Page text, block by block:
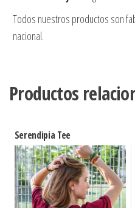
Todos nuestros productos son
nacional.
Productos
Serendipia Tee